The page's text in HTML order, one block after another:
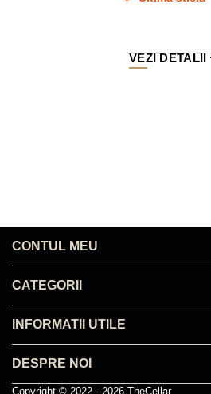
VEZI DETALII
CONTUL MEU
CATEGORII
INFORMATII UTILE
DESPRE NOI
Copyright © 2022 - 2026 TheCellar